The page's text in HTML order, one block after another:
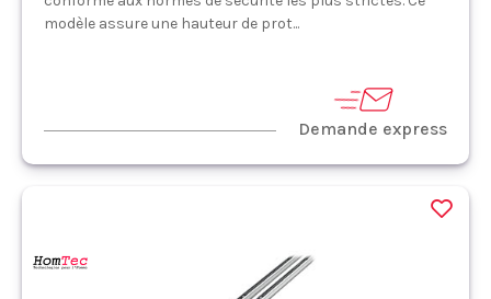
modèle assure une hauteur de prot...
Demande express